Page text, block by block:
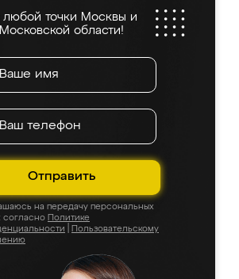
любой точки Москвы и
Московской области!
Отправить
на передачу персональных
согласно Политике
Пользовательскому